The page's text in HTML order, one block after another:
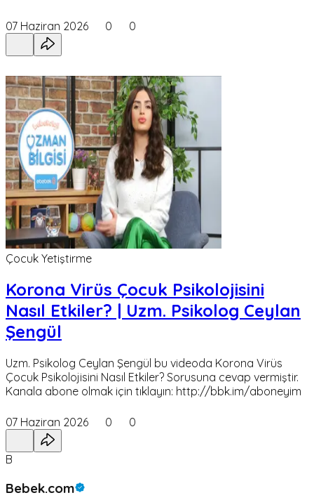
07 Haziran 2026 0 0
Çocuk Yetiştirme
Korona Virüs Çocuk Psikolojisini
Nasıl Etkiler? | Uzm. Psikolog Ceylan
Şengül
Uzm. Psikolog Ceylan Şengül bu videoda Korona Virüs
Çocuk Psikolojisini Nasıl Etkiler? Sorusuna cevap vermiştir.
Kanala abone olmak için tıklayın: http://bbk.im/aboneyim
07 Haziran 2026 0 0
B
Bebek.com